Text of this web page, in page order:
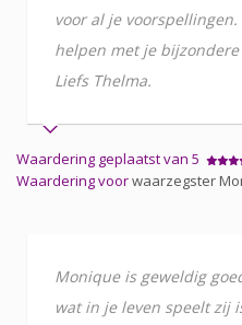
voor al je
helpen met je
Liefs Thelma.
Waardering geplaatst van 5
Waardering voorwaarzegster
Monique is geweldig
wat in je leven speelt zij